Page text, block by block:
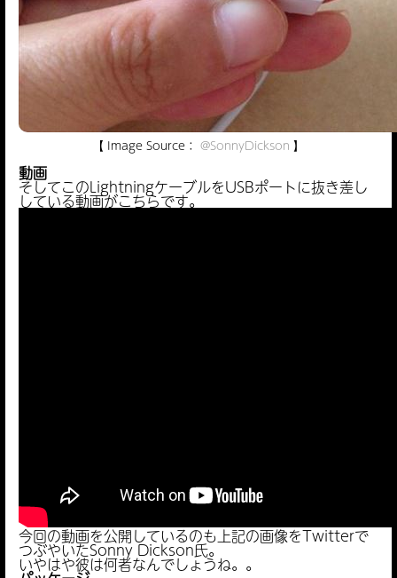
【 Image Source： @SonnyDickson 】
動画
そしてこのLightningケーブルをUSBポートに抜き差し
している動画がこちらです。
今回の動画を公開しているのも上記の画像をTwitterで
つぶやいたSonny Dickson氏。
いやはや彼は何者なんでしょうね。。